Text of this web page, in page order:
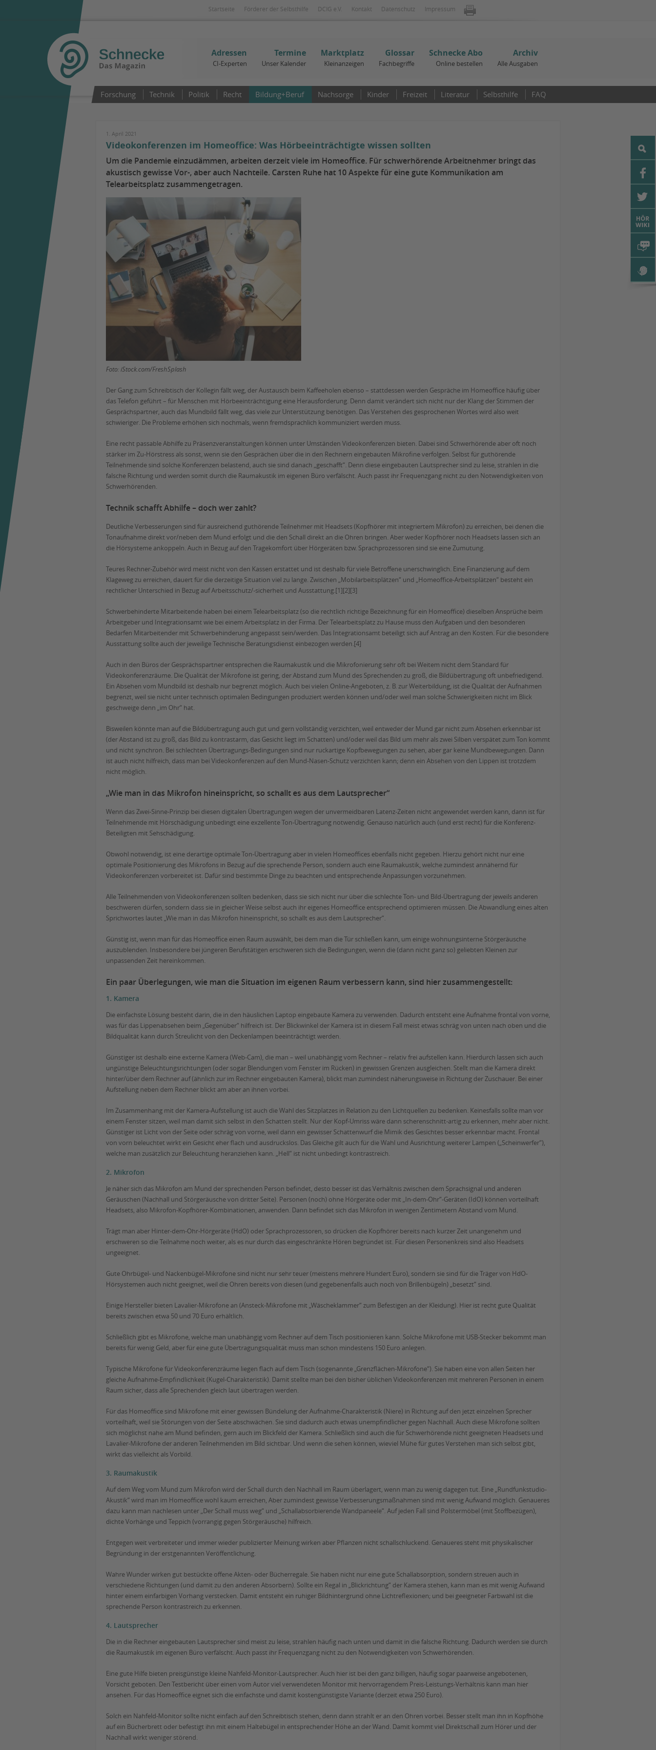
Startseite Förderer der Selbsthilfe DCIG e.V. Kontakt Datenschutz Impressum
Adressen
CI-Experten
Termine
Unser Kalender
Marktplatz
Kleinanzeigen
Glossar
Fachbegriffe
Schnecke Abo
Online bestellen
Archiv
Alle Ausgaben
Forschung Technik Politik Recht Bildung+Beruf Nachsorge Kinder Freizeit Literatur Selbsthilfe FAQ
1. April 2021
Videokonferenzen im Homeoffice: Was Hörbeeinträchtigte wissen sollten
Um die Pandemie einzudämmen, arbeiten derzeit viele im Homeoffice. Für schwerhörende Arbeitnehmer bringt das
akustisch gewisse Vor-, aber auch Nachteile. Carsten Ruhe hat 10 Aspekte für eine gute Kommunikation am
Telearbeitsplatz zusammengetragen.
Foto: iStock.com/FreshSplash
Der Gang zum Schreibtisch der Kollegin fällt weg, der Austausch beim Kaffeeholen ebenso – stattdessen werden Gespräche im Homeoffice häufig über
das Telefon geführt – für Menschen mit Hörbeeinträchtigung eine Herausforderung. Denn damit verändert sich nicht nur der Klang der Stimmen der
Gesprächspartner, auch das Mundbild fällt weg, das viele zur Unterstützung benötigen. Das Verstehen des gesprochenen Wortes wird also weit
schwieriger. Die Probleme erhöhen sich nochmals, wenn fremdsprachlich kommuniziert werden muss.
Eine recht passable Abhilfe zu Präsenzveranstaltungen können unter Umständen Videokonferenzen bieten. Dabei sind Schwerhörende aber oft noch
stärker im Zu-Hörstress als sonst, wenn sie den Gesprächen über die in den Rechnern eingebauten Mikrofine verfolgen. Selbst für guthörende
Teilnehmende sind solche Konferenzen belastend, auch sie sind danach „geschafft“. Denn diese eingebauten Lautsprecher sind zu leise, strahlen in die
falsche Richtung und werden somit durch die Raumakustik im eigenen Büro verfälscht. Auch passt ihr Frequenzgang nicht zu den Notwendigkeiten von
Schwerhörenden.
Technik schafft Abhilfe – doch wer zahlt?
Deutliche Verbesserungen sind für ausreichend guthörende Teilnehmer mit Headsets (Kopfhörer mit integriertem Mikrofon) zu erreichen, bei denen die
Tonaufnahme direkt vor/neben dem Mund erfolgt und die den Schall direkt an die Ohren bringen. Aber weder Kopfhörer noch Headsets lassen sich an
die Hörsysteme ankoppeln. Auch in Bezug auf den Tragekomfort über Hörgeräten bzw. Sprachprozessoren sind sie eine Zumutung.
Teures Rechner-Zubehör wird meist nicht von den Kassen erstattet und ist deshalb für viele Betroffene unerschwinglich. Eine Finanzierung auf dem
Klageweg zu erreichen, dauert für die derzeitige Situation viel zu lange. Zwischen „Mobilarbeitsplätzen“ und „Homeoffice-Arbeitsplätzen“ besteht ein
rechtlicher Unterschied in Bezug auf Arbeitsschutz/-sicherheit und Ausstattung.[1][2][3]
Schwerbehinderte Mitarbeitende haben bei einem Telearbeitsplatz (so die rechtlich richtige Bezeichnung für ein Homeoffice) dieselben Ansprüche beim
Arbeitgeber und Integrationsamt wie bei einem Arbeitsplatz in der Firma. Der Telearbeitsplatz zu Hause muss den Aufgaben und den besonderen
Bedarfen Mitarbeitender mit Schwerbehinderung angepasst sein/werden. Das Integrationsamt beteiligt sich auf Antrag an den Kosten. Für die besondere
Ausstattung sollte auch der jeweilige Technische Beratungsdienst einbezogen werden.[4]
Auch in den Büros der Gesprächspartner entsprechen die Raumakustik und die Mikrofonierung sehr oft bei Weitem nicht dem Standard für
Videokonferenzräume. Die Qualität der Mikrofone ist gering, der Abstand zum Mund des Sprechenden zu groß, die Bildübertragung oft unbefriedigend.
Ein Absehen vom Mundbild ist deshalb nur begrenzt möglich. Auch bei vielen Online-Angeboten, z. B. zur Weiterbildung, ist die Qualität der Aufnahmen
begrenzt, weil sie nicht unter technisch optimalen Bedingungen produziert werden können und/oder weil man solche Schwierigkeiten nicht im Blick
geschweige denn „im Ohr“ hat.
Bisweilen könnte man auf die Bildübertragung auch gut und gern vollständig verzichten, weil entweder der Mund gar nicht zum Absehen erkennbar ist
(der Abstand ist zu groß, das Bild zu kontrastarm, das Gesicht liegt im Schatten) und/oder weil das Bild um mehr als zwei Silben verspätet zum Ton kommt
und nicht synchron. Bei schlechten Übertragungs-Bedingungen sind nur ruckartige Kopfbewegungen zu sehen, aber gar keine Mundbewegungen. Dann
ist auch nicht hilfreich, dass man bei Videokonferenzen auf den Mund-Nasen-Schutz verzichten kann; denn ein Absehen von den Lippen ist trotzdem
nicht möglich.
„Wie man in das Mikrofon hineinspricht, so schallt es aus dem Lautsprecher“
Wenn das Zwei-Sinne-Prinzip bei diesen digitalen Übertragungen wegen der unvermeidbaren Latenz-Zeiten nicht angewendet werden kann, dann ist für
Teilnehmende mit Hörschädigung unbedingt eine exzellente Ton-Übertragung notwendig. Genauso natürlich auch (und erst recht) für die Konferenz-
Beteiligten mit Sehschädigung.
Obwohl notwendig, ist eine derartige optimale Ton-Übertragung aber in vielen Homeoffices ebenfalls nicht gegeben. Hierzu gehört nicht nur eine
optimale Positionierung des Mikrofons in Bezug auf die sprechende Person, sondern auch eine Raumakustik, welche zumindest annähernd für
Videokonferenzen vorbereitet ist. Dafür sind bestimmte Dinge zu beachten und entsprechende Anpassungen vorzunehmen.
Alle Teilnehmenden von Videokonferenzen sollten bedenken, dass sie sich nicht nur über die schlechte Ton- und Bild-Übertragung der jeweils anderen
beschweren dürfen, sondern dass sie in gleicher Weise selbst auch ihr eigenes Homeoffice entsprechend optimieren müssen. Die Abwandlung eines alten
Sprichwortes lautet „Wie man in das Mikrofon hineinspricht, so schallt es aus dem Lautsprecher“.
Günstig ist, wenn man für das Homeoffice einen Raum auswählt, bei dem man die Tür schließen kann, um einige wohnungsinterne Störgeräusche
auszublenden. Insbesondere bei jüngeren Berufstätigen erschweren sich die Bedingungen, wenn die (dann nicht ganz so) geliebten Kleinen zur
unpassenden Zeit hereinkommen.
Ein paar Überlegungen, wie man die Situation im eigenen Raum verbessern kann, sind hier zusammengestellt:
1. Kamera
Die einfachste Lösung besteht darin, die in den häuslichen Laptop eingebaute Kamera zu verwenden. Dadurch entsteht eine Aufnahme frontal von vorne,
was für das Lippenabsehen beim „Gegenüber“ hilfreich ist. Der Blickwinkel der Kamera ist in diesem Fall meist etwas schräg von unten nach oben und die
Bildqualität kann durch Streulicht von den Deckenlampen beeinträchtigt werden.
Günstiger ist deshalb eine externe Kamera (Web-Cam), die man – weil unabhängig vom Rechner – relativ frei aufstellen kann. Hierdurch lassen sich auch
ungünstige Beleuchtungsrichtungen (oder sogar Blendungen vom Fenster im Rücken) in gewissen Grenzen ausgleichen. Stellt man die Kamera direkt
hinter/über dem Rechner auf (ähnlich zur im Rechner eingebauten Kamera), blickt man zumindest näherungsweise in Richtung der Zuschauer. Bei einer
Aufstellung neben dem Rechner blickt am aber an ihnen vorbei.
Im Zusammenhang mit der Kamera-Aufstellung ist auch die Wahl des Sitzplatzes in Relation zu den Lichtquellen zu bedenken. Keinesfalls sollte man vor
einem Fenster sitzen, weil man damit sich selbst in den Schatten stellt. Nur der Kopf-Umriss wäre dann scherenschnitt-artig zu erkennen, mehr aber nicht.
Günstiger ist Licht von der Seite oder schräg von vorne, weil dann ein gewisser Schattenwurf die Mimik des Gesichtes besser erkennbar macht. Frontal
von vorn beleuchtet wirkt ein Gesicht eher flach und ausdruckslos. Das Gleiche gilt auch für die Wahl und Ausrichtung weiterer Lampen („Scheinwerfer“),
welche man zusätzlich zur Beleuchtung heranziehen kann. „Hell“ ist nicht unbedingt kontrastreich.
2. Mikrofon
Je näher sich das Mikrofon am Mund der sprechenden Person befindet, desto besser ist das Verhältnis zwischen dem Sprachsignal und anderen
Geräuschen (Nachhall und Störgeräusche von dritter Seite). Personen (noch) ohne Hörgeräte oder mit „In-dem-Ohr“-Geräten (IdO) können vorteilhaft
Headsets, also Mikrofon-Kopfhörer-Kombinationen, anwenden. Dann befindet sich das Mikrofon in wenigen Zentimetern Abstand vom Mund.
Trägt man aber Hinter-dem-Ohr-Hörgeräte (HdO) oder Sprachprozessoren, so drücken die Kopfhörer bereits nach kurzer Zeit unangenehm und
erschweren so die Teilnahme noch weiter, als es nur durch das eingeschränkte Hören begründet ist. Für diesen Personenkreis sind also Headsets
ungeeignet.
Gute Ohrbügel- und Nackenbügel-Mikrofone sind nicht nur sehr teuer (meistens mehrere Hundert Euro), sondern sie sind für die Träger von HdO-
Hörsystemen auch nicht geeignet, weil die Ohren bereits von diesen (und gegebenenfalls auch noch von Brillenbügeln) „besetzt“ sind.
Einige Hersteller bieten Lavalier-Mikrofone an (Ansteck-Mikrofone mit „Wäscheklammer“ zum Befestigen an der Kleidung). Hier ist recht gute Qualität
bereits zwischen etwa 50 und 70 Euro erhältlich.
Schließlich gibt es Mikrofone, welche man unabhängig vom Rechner auf dem Tisch positionieren kann. Solche Mikrofone mit USB-Stecker bekommt man
bereits für wenig Geld, aber für eine gute Übertragungsqualität muss man schon mindestens 150 Euro anlegen.
Typische Mikrofone für Videokonferenzräume liegen flach auf dem Tisch (sogenannte „Grenzflächen-Mikrofone“). Sie haben eine von allen Seiten her
gleiche Aufnahme-Empfindlichkeit (Kugel-Charakteristik). Damit stellte man bei den bisher üblichen Videokonferenzen mit mehreren Personen in einem
Raum sicher, dass alle Sprechenden gleich laut übertragen werden.
Für das Homeoffice sind Mikrofone mit einer gewissen Bündelung der Aufnahme-Charakteristik (Niere) in Richtung auf den jetzt einzelnen Sprecher
vorteilhaft, weil sie Störungen von der Seite abschwächen. Sie sind dadurch auch etwas unempfindlicher gegen Nachhall. Auch diese Mikrofone sollten
sich möglichst nahe am Mund befinden, gern auch im Blickfeld der Kamera. Schließlich sind auch die für Schwerhörende nicht geeigneten Headsets und
Lavalier-Mikrofone der anderen Teilnehmenden im Bild sichtbar. Und wenn die sehen können, wieviel Mühe für gutes Verstehen man sich selbst gibt,
wirkt das vielleicht als Vorbild.
3. Raumakustik
Auf dem Weg vom Mund zum Mikrofon wird der Schall durch den Nachhall im Raum überlagert, wenn man zu wenig dagegen tut. Eine „Rundfunkstudio-
Akustik“ wird man im Homeoffice wohl kaum erreichen, Aber zumindest gewisse Verbesserungsmaßnahmen sind mit wenig Aufwand möglich. Genaueres
dazu kann man nachlesen unter „Der Schall muss weg“ und „Schallabsorbierende Wandpaneele“. Auf jeden Fall sind Polstermöbel (mit Stoffbezügen),
dichte Vorhänge und Teppich (vorrangig gegen Störgeräusche) hilfreich.
Entgegen weit verbreiteter und immer wieder publizierter Meinung wirken aber Pflanzen nicht schallschluckend. Genaueres steht mit physikalischer
Begründung in der erstgenannten Veröffentlichung.
Wahre Wunder wirken gut bestückte offene Akten- oder Bücherregale. Sie haben nicht nur eine gute Schallabsorption, sondern streuen auch in
verschiedene Richtungen (und damit zu den anderen Absorbern). Sollte ein Regal in „Blickrichtung“ der Kamera stehen, kann man es mit wenig Aufwand
hinter einem einfarbigen Vorhang verstecken. Damit entsteht ein ruhiger Bildhintergrund ohne Lichtreflexionen; und bei geeigneter Farbwahl ist die
sprechende Person kontrastreich zu erkennen.
4. Lautsprecher
Die in die Rechner eingebauten Lautsprecher sind meist zu leise, strahlen häufig nach unten und damit in die falsche Richtung. Dadurch werden sie durch
die Raumakustik im eigenen Büro verfälscht. Auch passt ihr Frequenzgang nicht zu den Notwendigkeiten von Schwerhörenden.
Eine gute Hilfe bieten preisgünstige kleine Nahfeld-Monitor-Lautsprecher. Auch hier ist bei den ganz billigen, häufig sogar paarweise angebotenen,
Vorsicht geboten. Den Testbericht über einen vom Autor viel verwendeten Monitor mit hervorragendem Preis-Leistungs-Verhältnis kann man hier
ansehen. Für das Homeoffice eignet sich die einfachste und damit kostengünstigste Variante (derzeit etwa 250 Euro).
Solch ein Nahfeld-Monitor sollte nicht einfach auf den Schreibtisch stehen, denn dann strahlt er an den Ohren vorbei. Besser stellt man ihn in Kopfhöhe
auf ein Bücherbrett oder befestigt ihn mit einem Haltebügel in entsprechender Höhe an der Wand. Damit kommt viel Direktschall zum Hörer und der
Nachhall wirkt weniger störend.